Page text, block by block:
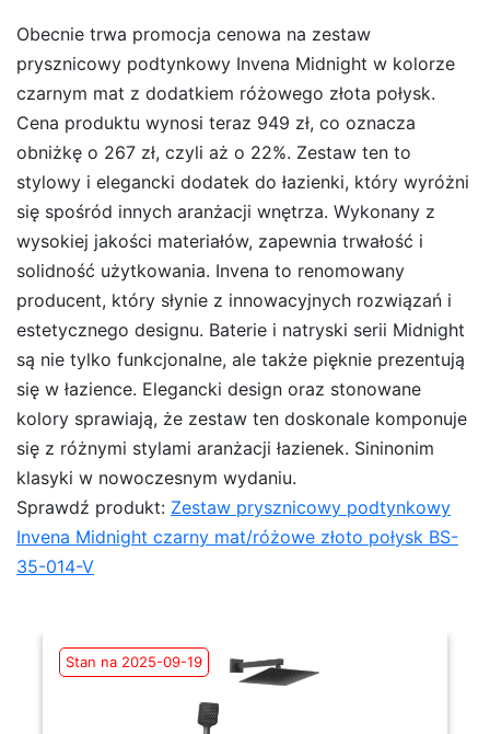
Obecnie trwa promocja cenowa na zestaw
prysznicowy podtynkowy Invena Midnight w kolorze
czarnym mat z dodatkiem różowego złota połysk.
Cena produktu wynosi teraz 949 zł, co oznacza
obniżkę o 267 zł, czyli aż o 22%. Zestaw ten to
stylowy i elegancki dodatek do łazienki, który wyróżni
się spośród innych aranżacji wnętrza. Wykonany z
wysokiej jakości materiałów, zapewnia trwałość i
solidność użytkowania. Invena to renomowany
producent, który słynie z innowacyjnych rozwiązań i
estetycznego designu. Baterie i natryski serii Midnight
są nie tylko funkcjonalne, ale także pięknie prezentują
się w łazience. Elegancki design oraz stonowane
kolory sprawiają, że zestaw ten doskonale komponuje
się z różnymi stylami aranżacji łazienek. Sininonim
klasyki w nowoczesnym wydaniu.
Sprawdź produkt: Zestaw prysznicowy podtynkowy
Invena Midnight czarny mat/różowe złoto połysk BS-
35-014-V
Stan na 2025-09-19